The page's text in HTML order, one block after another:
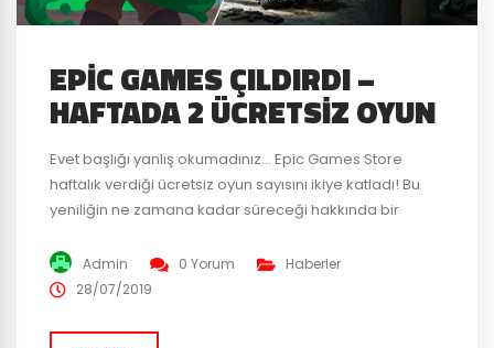
EPIC GAMES ÇILDIRDI –
HAFTADA 2 ÜCRETSIZ OYUN
Evet başlığı yanlış okumadınız… Epic Games Store
haftalık verdiği ücretsiz oyun sayısını ikiye katladı! Bu
yeniliğin ne zamana kadar süreceği hakkında bir
kapışmasından en kârlı çıkanlar tabii ki oyuncular. Bu
hafta mağaza 11 Bit Studios tarafından geliştirilen Action
oyunu This War...
Admin 0 Yorum
Haberler
28/07/2019